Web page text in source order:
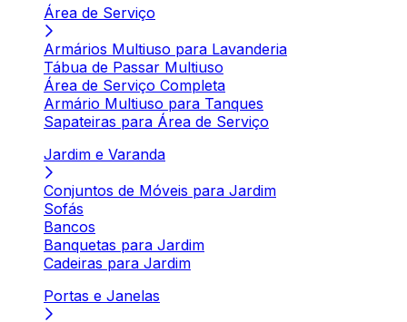
Área de Serviço
Armários Multiuso para Lavanderia
Tábua de Passar Multiuso
Área de Serviço Completa
Armário Multiuso para Tanques
Sapateiras para Área de Serviço
Jardim e Varanda
Conjuntos de Móveis para Jardim
Sofás
Bancos
Banquetas para Jardim
Cadeiras para Jardim
Portas e Janelas